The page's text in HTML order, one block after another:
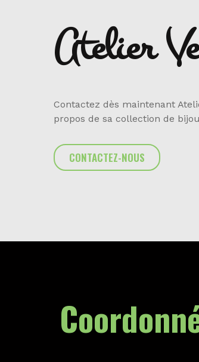
Atelier
Contactez dès maintenant
propos de sa collection de
CONTACTEZ-NOUS